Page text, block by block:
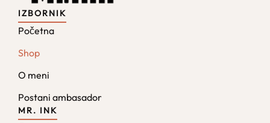
IZBORNIK
Početna
Shop
O meni
Postani ambasador
MR. INK